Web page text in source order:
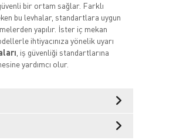
bir ortam sağlar. Farklı
bu levhalar, standartlara uygun
yapılır. İster iç mekan
ihtiyacınıza yönelik uyarı
, iş güvenliği standartlarına
yardımcı olur.